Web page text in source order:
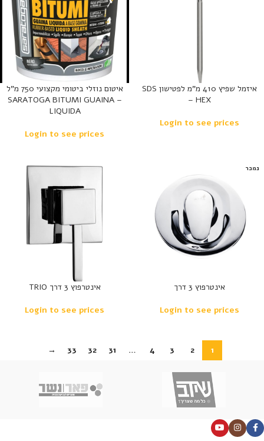
איזמל שפיץ 410 מ”מ לפטישון SDS
– HEX
Login to see prices
איטום נוזלי ביטומי מקצועי 750 מ”ל
– SARATOGA BITUMI GUAINA
LIQUIDA
Login to see prices
נמכר
אינטרפוץ 3 דרך
Login to see prices
אינטרפוץ 3 דרך TRIO
Login to see prices
1
2
3
4
…
31
32
33
→